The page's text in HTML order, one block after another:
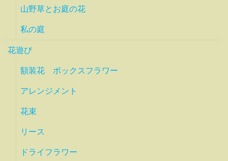
山野草とお庭の花
私の庭
花遊び
額装花 ボックスフラワー
アレンジメント
花束
リース
ドライフラワー